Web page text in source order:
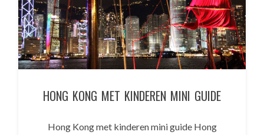
HONG KONG MET KINDEREN MINI GUIDE
Hong Kong met kinderen mini guide Hong